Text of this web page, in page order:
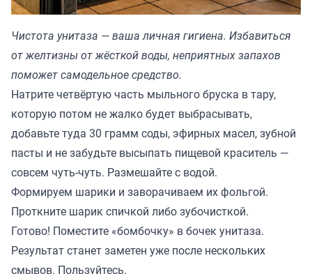
Чистота унитаза — ваша личная гигиена. Избавиться
от желтизны от жёсткой воды, неприятных запахов
поможет самодельное средство.
Натрите четвёртую часть мыльного бруска в тару,
которую потом не жалко будет выбрасывать,
добавьте туда 30 грамм соды, эфирных масел, зубной
пасты и не забудьте высыпать пищевой краситель —
совсем чуть-чуть. Размешайте с водой.
Формируем шарики и заворачиваем их фольгой.
Проткните шарик спичкой либо зубочисткой.
Готово! Поместите «бомбочку» в бочек унитаза.
Результат станет заметен уже после нескольких
смывов. Пользуйтесь.